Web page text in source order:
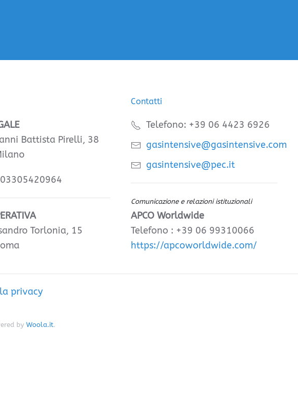
Battista Pirelli, 38
03305420964
Torlonia, 15
Contatti
Telefono: +39 06 4423 6926
gasintensive@gasintensive.com
gasintensive@pec.it
Comunicazione e relazioni istituzionali
APCO Worldwide
Telefono : +39 06 99310066
https://apcoworldwide.com/
privacy
by Woola.it.